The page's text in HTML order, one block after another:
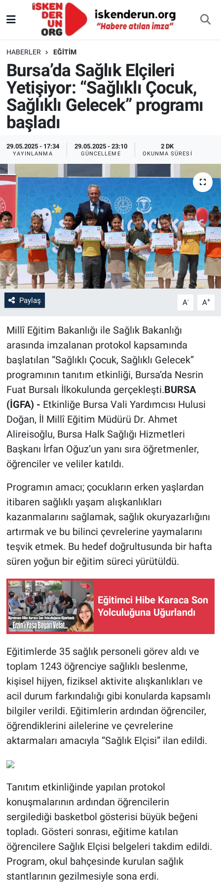
HABERLER EĞITIM
Bursa’da Sağlık Elçileri
Yetişiyor: “Sağlıklı Çocuk,
Sağlıklı Gelecek” programı
başladı
29.05.2025 - 17:34
YAYINLANMA
29.05.2025 - 23:10
GÜNCELLEME
2 DK
OKUNMA SÜRESI
Paylaş A- A+
Millî Eğitim Bakanlığı ile Sağlık Bakanlığı
arasında imzalanan protokol kapsamında
başlatılan “Sağlıklı Çocuk, Sağlıklı Gelecek”
programının tanıtım etkinliği, Bursa’da Nesrin
Fuat Bursalı İlkokulunda gerçekleşti.BURSA
(İGFA) - Etkinliğe Bursa Vali Yardımcısı Hulusi
Doğan, İl Millî Eğitim Müdürü Dr. Ahmet
Alireisoğlu, Bursa Halk Sağlığı Hizmetleri
Başkanı İrfan Oğuz’un yanı sıra öğretmenler,
öğrenciler ve veliler katıldı.
Programın amacı; çocukların erken yaşlardan
itibaren sağlıklı yaşam alışkanlıkları
kazanmalarını sağlamak, sağlık okuryazarlığını
artırmak ve bu bilinci çevrelerine yaymalarını
teşvik etmek. Bu hedef doğrultusunda bir hafta
süren yoğun bir eğitim süreci yürütüldü.
Eğitimci Hibe Karaca Son
Yolculuğuna Uğurlandı
Eğitimlerde 35 sağlık personeli görev aldı ve
toplam 1243 öğrenciye sağlıklı beslenme,
kişisel hijyen, fiziksel aktivite alışkanlıkları ve
acil durum farkındalığı gibi konularda kapsamlı
bilgiler verildi. Eğitimlerin ardından öğrenciler,
öğrendiklerini ailelerine ve çevrelerine
aktarmaları amacıyla “Sağlık Elçisi” ilan edildi.
Tanıtım etkinliğinde yapılan protokol
konuşmalarının ardından öğrencilerin
sergilediği basketbol gösterisi büyük beğeni
topladı. Gösteri sonrası, eğitime katılan
öğrencilere Sağlık Elçisi belgeleri takdim edildi.
Program, okul bahçesinde kurulan sağlık
stantlarının gezilmesiyle sona erdi.